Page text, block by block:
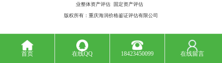
业整体资产评估 固定资产评估
版权所有：重庆海润价格鉴证评估有限公司
首页 在线QQ 18423450099 在线留言